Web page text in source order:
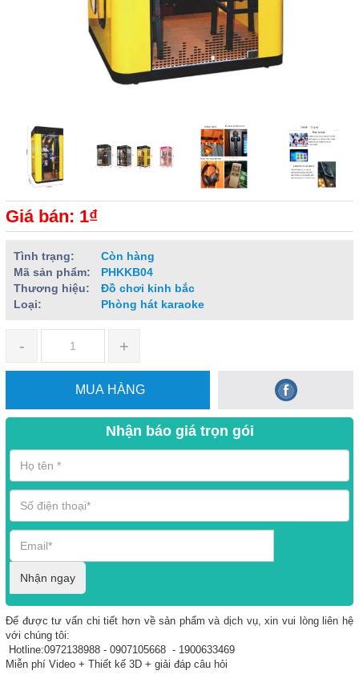
Giá bán: 1₫
Tình trạng:
Còn hàng
Mã sản phẩm:
PHKKB04
Thương hiệu:
Đồ chơi kinh bắc
Loại:
Phòng hát karaoke
- +
MUA HÀNG
Nhận báo giá trọn gói
Nhận ngay
Để được tư vấn chi tiết hơn về sản phẩm và dịch vụ, xin vui lòng liên hệ
với chúng tôi:
Hotline:0972138988 - 0907105668 - 1900633469
Miễn phí Video + Thiết kế 3D + giải đáp câu hỏi